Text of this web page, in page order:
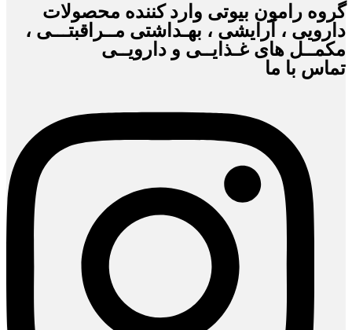
گروه رامون بیوتی وارد کننده محصولات
دارویی ، آرایشی ، بهـداشتی مــراقبتـــی ،
مکمــل های غـذایــی و دارویــی
تماس با ما